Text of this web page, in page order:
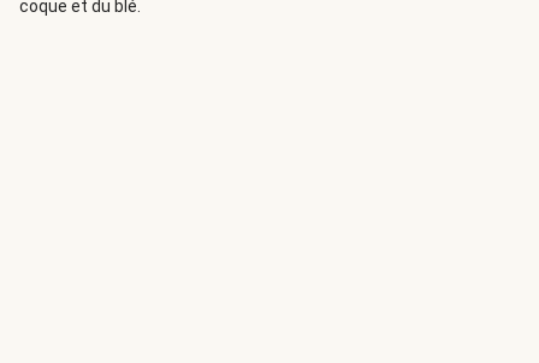
coque et du blé.